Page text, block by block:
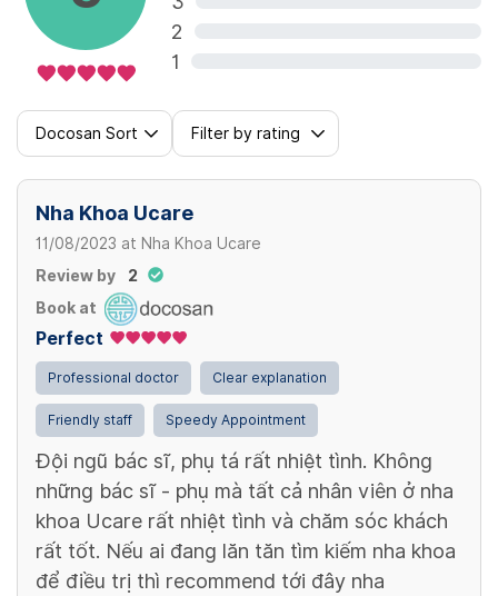
Khí cụ duy trì (Tools to maintain)
3,000,000 VND/ 2 hàm
2
1
Docosan Sort Filter by rating
Nha Khoa Ucare
11/08/2023 at Nha Khoa Ucare
Review by
2
Book at
Perfect
Professional doctor Clear explanation
Friendly staff Speedy Appointment
Đội ngũ bác sĩ, phụ tá rất nhiệt tình. Không
những bác sĩ - phụ mà tất cả nhân viên ở nha
khoa Ucare rất nhiệt tình và chăm sóc khách
rất tốt. Nếu ai đang lăn tăn tìm kiếm nha khoa
để điều trị thì recommend tới đây nha